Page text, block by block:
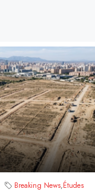
Breaking News,Études